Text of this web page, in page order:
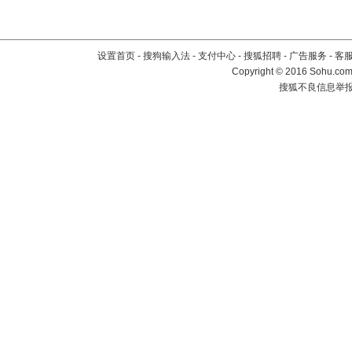
设置首页 - 搜狗输入法 - 支付中心 - 搜狐招聘 - 广告服务 - 客
Copyright©2016
搜狐不良信息举